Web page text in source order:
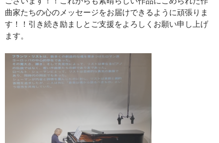
曲家たちの心のメッセージをお届けできるように頑張りま
す！！引き続き励ましとご支援をよろしくお願い申し上げ
ます。